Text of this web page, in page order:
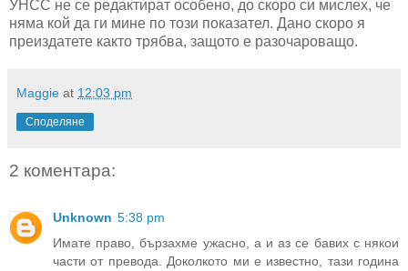
УНСС не се редактират особено, до скоро си мислех, че
няма кой да ги мине по този показател. Дано скоро я
преиздатете както трябва, защото е разочароващо.
Maggie at 12:03 pm
Споделяне
2 коментара:
Unknown 5:38 pm
Имате право, бързахме ужасно, а и аз се бавих с някои
части от превода. Доколкото ми е известно, тази година